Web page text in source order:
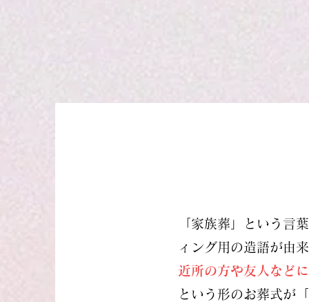
「家族葬」という言
ィング用の造語が由
近所の方や友人など
という形のお葬式が